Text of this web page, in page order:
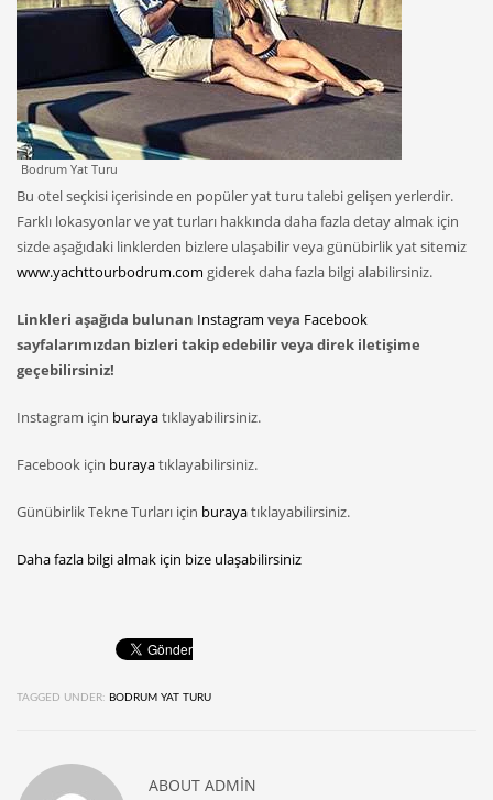
Bodrum Yat Turu
Bu otel seçkisi içerisinde en popüler yat turu talebi gelişen yerlerdir.
Farklı lokasyonlar ve yat turları hakkında daha fazla detay almak için
sizde aşağıdaki linklerden bizlere ulaşabilir veya günübirlik yat sitemiz
www.yachttourbodrum.com giderek daha fazla bilgi alabilirsiniz.
Linkleri aşağıda bulunan Instagram veya Facebook
sayfalarımızdan bizleri takip edebilir veya direk iletişime
geçebilirsiniz!
Instagram için burayatıklayabilirsiniz.
Facebook için burayatıklayabilirsiniz.
Günübirlik Tekne Turları için burayatıklayabilirsiniz.
Daha fazla bilgi almak için bize ulaşabilirsiniz
TAGGED UNDER: BODRUM YAT TURU
ABOUT ADMIN